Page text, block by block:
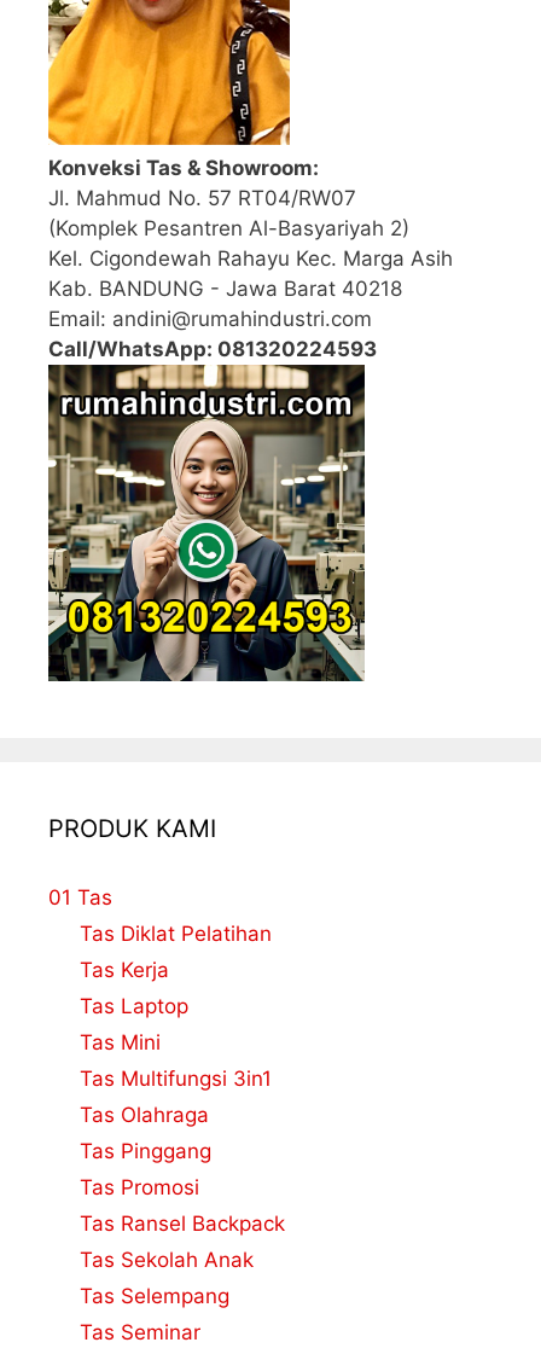
Konveksi Tas & Showroom:
Jl. Mahmud No. 57 RT04/RW07
(Komplek Pesantren Al-Basyariyah 2)
Kel. Cigondewah Rahayu Kec. Marga Asih
Kab. BANDUNG - Jawa Barat 40218
Email: andini@rumahindustri.com
Call/WhatsApp: 081320224593
PRODUK KAMI
01 Tas
Tas Diklat Pelatihan
Tas Kerja
Tas Laptop
Tas Mini
Tas Multifungsi 3in1
Tas Olahraga
Tas Pinggang
Tas Promosi
Tas Ransel Backpack
Tas Sekolah Anak
Tas Selempang
Tas Seminar